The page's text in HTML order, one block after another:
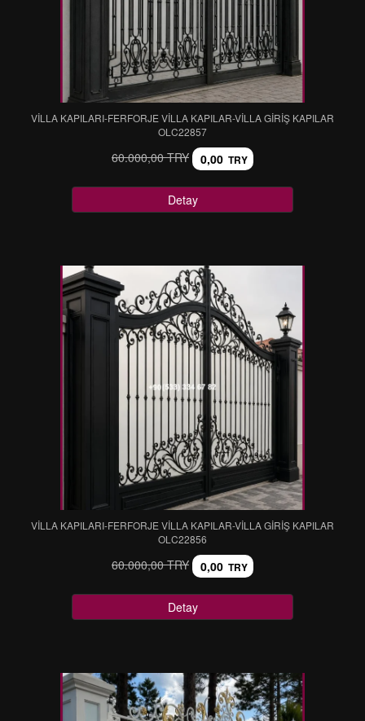
VİLLA KAPILARI-FERFORJE VİLLA KAPILAR-VİLLA GİRİŞ KAPILAR
OLC22857
60.000,00 TRY 0,00 TRY
Detay
VİLLA KAPILARI-FERFORJE VİLLA KAPILAR-VİLLA GİRİŞ KAPILAR
OLC22856
60.000,00 TRY 0,00 TRY
Detay